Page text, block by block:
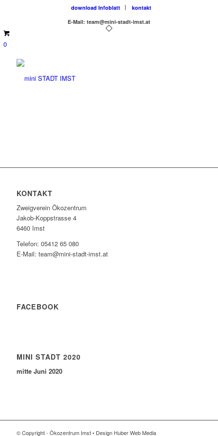
download Infoblatt
kontakt
E-Mail: team@mini-stadt-imst.at
0
KONTAKT
Zweigverein Ökozentrum
Jakob-Koppstrasse 4
6460 Imst
Telefon: 05412 65 080
E-Mail: team@mini-stadt-imst.at
FACEBOOK
MINI STADT 2020
mitte Juni 2020
© Copyright - Ökozentrum Imst • Design Huber Web Media